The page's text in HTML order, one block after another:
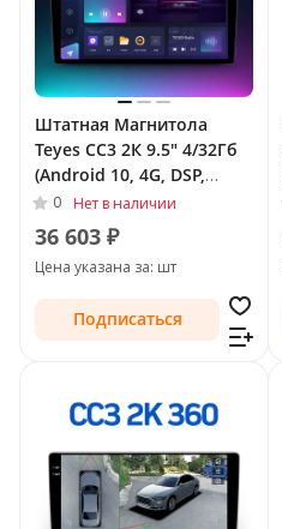
Штатная Магнитола
Teyes CC3 2К 9.5" 4/32Гб
(Android 10, 4G, DSP,
QLed) для Chevrolet
TrailBlazer II 2012 - 2016
0 Нет в наличии
36 603 ₽
Цена указана за: шт
Подписаться